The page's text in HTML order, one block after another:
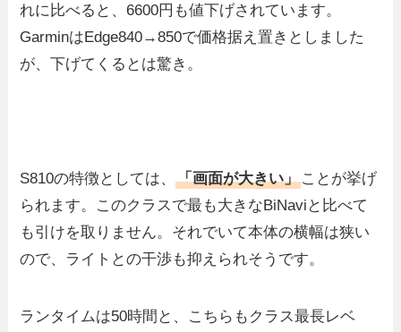
れに比べると、6600円も値下げされています。
GarminはEdge840→850で価格据え置きとしました
が、下げてくるとは驚き。
S810の特徴としては、「画面が大きい」ことが挙げ
られます。このクラスで最も大きなBiNaviと比べて
も引けを取りません。それでいて本体の横幅は狭い
ので、ライトとの干渉も抑えられそうです。
ランタイムは50時間と、こちらもクラス最長レベ